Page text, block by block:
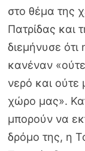
στο θέμα της
Πατρίδας και
διεμήνυσε
κανέναν
νερό και ούτε
χώρο μας».
μπορούν να
δρόμο της, η